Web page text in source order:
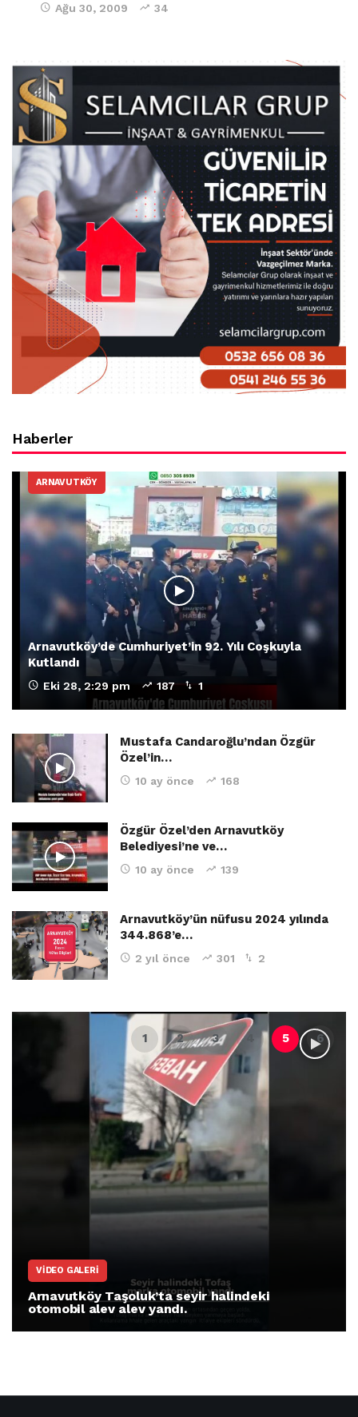
Ağu 30, 2009 34
Haberler
ARNAVUTKÖY
Arnavutköy’de Cumhuriyet’in 92. Yılı Coşkuyla
Kutlandı
Eki 28, 2:29 pm 187 1
Mustafa Candaroğlu’ndan Özgür
Özel’in…
10 ay önce 168
Özgür Özel’den Arnavutköy
Belediyesi’ne ve…
10 ay önce 139
Arnavutköy’ün nüfusu 2024 yılında
344.868’e…
2 yıl önce 301 2
VIDEO GALERI
Arnavutköy Taşoluk’ta seyir halindeki
otomobil alev alev yandı.